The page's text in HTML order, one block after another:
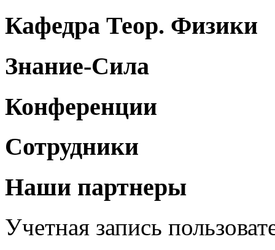
Кафедра Теор. Физики
Знание-Сила
Конференции
Сотрудники
Наши партнеры
Учетная запись